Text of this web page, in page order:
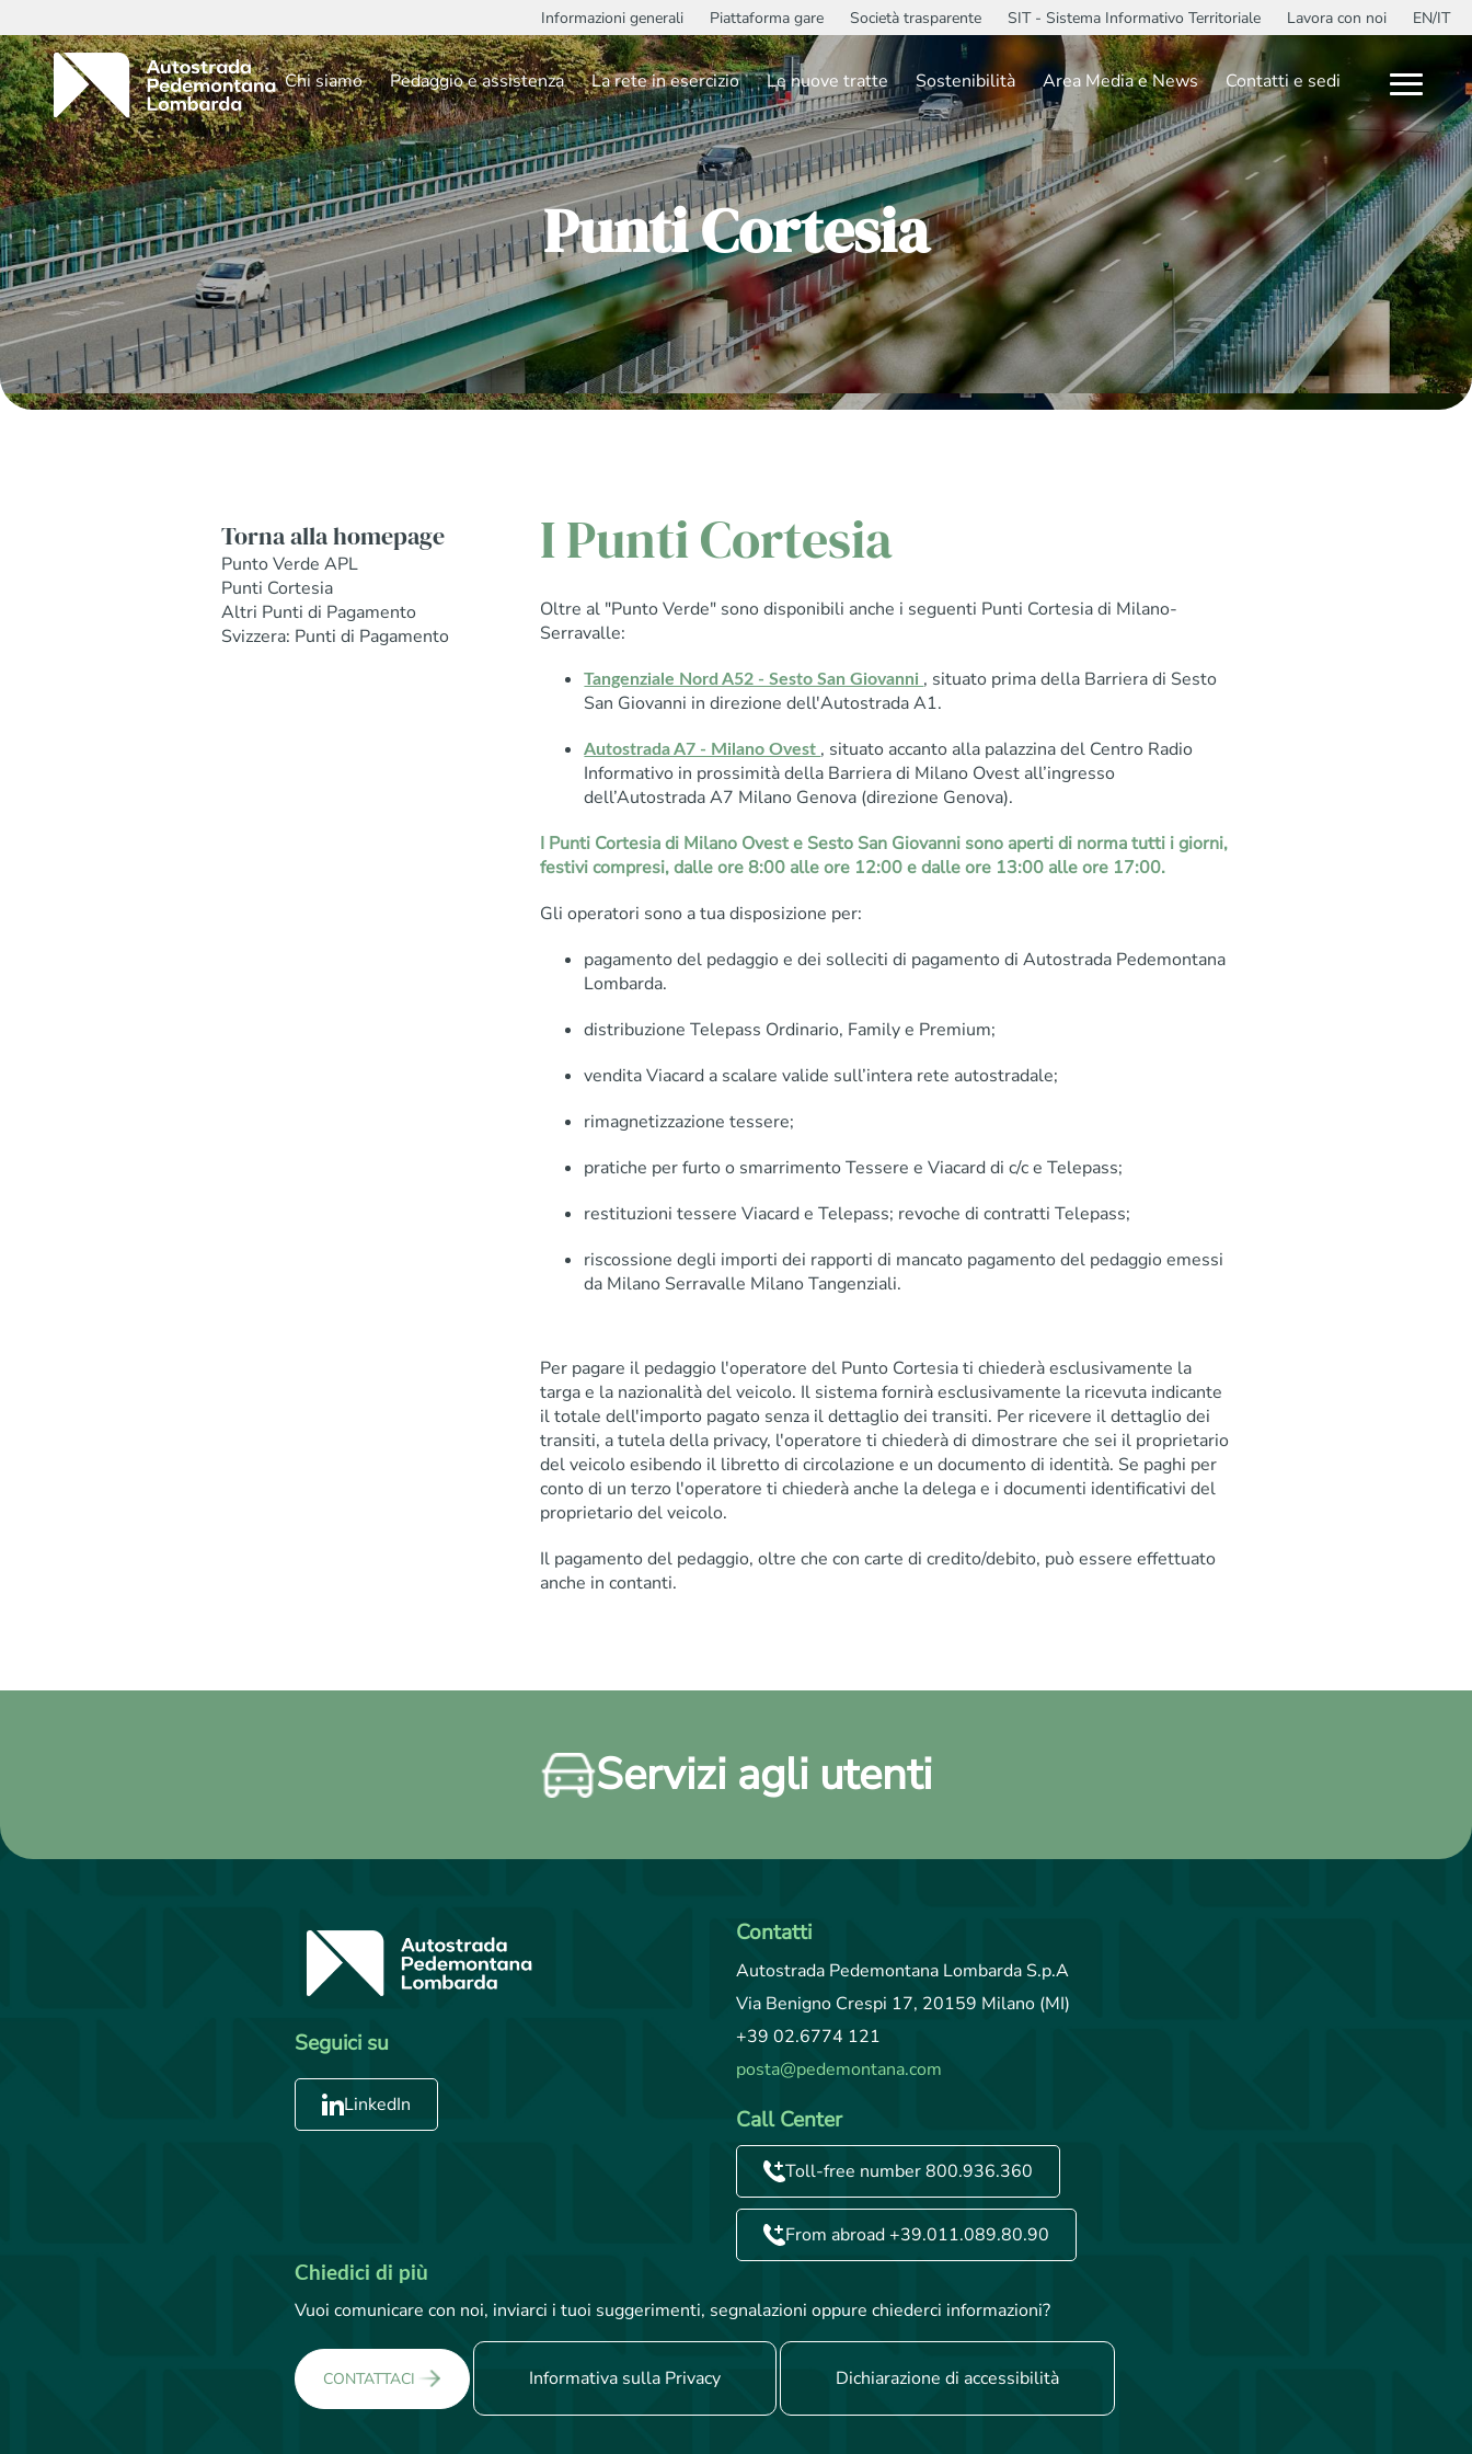
Informazioni generali Piattaforma gare Società trasparente SIT - Sistema Informativo Territoriale Lavora con noi EN/IT
Chi siamo Pedaggio e assistenza La rete in esercizio Le nuove tratte Sostenibilità Area Media e News Contatti e sedi
Punti Cortesia
Torna alla homepage
Punto Verde APL
Punti Cortesia
Altri Punti di Pagamento
Svizzera: Punti di Pagamento
I Punti Cortesia
Oltre al "Punto Verde" sono disponibili anche i seguenti Punti Cortesia di Milano-
Serravalle:
Tangenziale Nord A52 - Sesto San Giovanni , situato prima della Barriera di Sesto
San Giovanni in direzione dell'Autostrada A1.
Autostrada A7 - Milano Ovest , situato accanto alla palazzina del Centro Radio
Informativo in prossimità della Barriera di Milano Ovest all’ingresso
dell’Autostrada A7 Milano Genova (direzione Genova).
I Punti Cortesia di Milano Ovest e Sesto San Giovanni sono aperti di norma tutti i giorni,
festivi compresi, dalle ore 8:00 alle ore 12:00 e dalle ore 13:00 alle ore 17:00.
Gli operatori sono a tua disposizione per:
pagamento del pedaggio e dei solleciti di pagamento di Autostrada Pedemontana
Lombarda.
distribuzione Telepass Ordinario, Family e Premium;
vendita Viacard a scalare valide sull’intera rete autostradale;
rimagnetizzazione tessere;
pratiche per furto o smarrimento Tessere e Viacard di c/c e Telepass;
restituzioni tessere Viacard e Telepass; revoche di contratti Telepass;
riscossione degli importi dei rapporti di mancato pagamento del pedaggio emessi
da Milano Serravalle Milano Tangenziali.
Per pagare il pedaggio l'operatore del Punto Cortesia ti chiederà esclusivamente la
targa e la nazionalità del veicolo. Il sistema fornirà esclusivamente la ricevuta indicante
il totale dell'importo pagato senza il dettaglio dei transiti. Per ricevere il dettaglio dei
transiti, a tutela della privacy, l'operatore ti chiederà di dimostrare che sei il proprietario
del veicolo esibendo il libretto di circolazione e un documento di identità. Se paghi per
conto di un terzo l'operatore ti chiederà anche la delega e i documenti identificativi del
proprietario del veicolo.
Il pagamento del pedaggio, oltre che con carte di credito/debito, può essere effettuato
anche in contanti.
Servizi agli utenti
Seguici su
LinkedIn
Contatti
Autostrada Pedemontana Lombarda S.p.A
Via Benigno Crespi 17, 20159 Milano (MI)
+39 02.6774 121
posta@pedemontana.com
Call Center
Toll-free number 800.936.360
From abroad +39.011.089.80.90
Chiedici di più
Vuoi comunicare con noi, inviarci i tuoi suggerimenti, segnalazioni oppure chiederci informazioni?
CONTATTACI Informativa sulla Privacy Dichiarazione di accessibilità